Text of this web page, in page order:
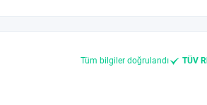
Tüm bilgiler doğrulandı TÜV